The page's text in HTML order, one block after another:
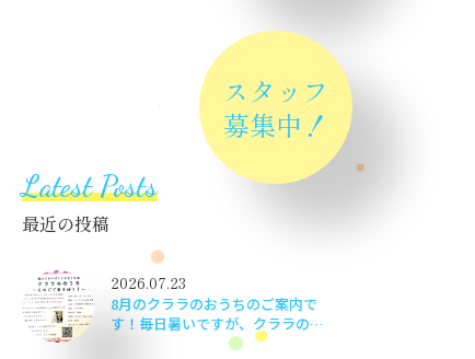
スタッフ
募集中！
Latest Posts
最近の投稿
2026.07.23
8月のクララのおうちのご案内で
す！毎日暑いですが、クララのお
うちに遊びに来てくださいね！